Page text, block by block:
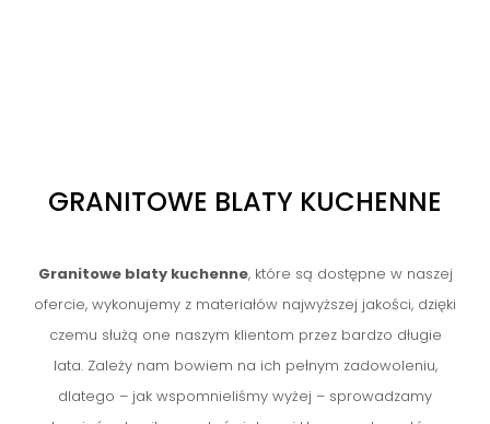
GRANITOWE BLATY KUCHENNE
Granitowe blaty kuchenne, które są dostępne w naszej
ofercie, wykonujemy z materiałów najwyższej jakości, dzięki
czemu służą one naszym klientom przez bardzo długie
lata. Zależy nam bowiem na ich pełnym zadowoleniu,
dlatego – jak wspomnieliśmy wyżej – sprowadzamy